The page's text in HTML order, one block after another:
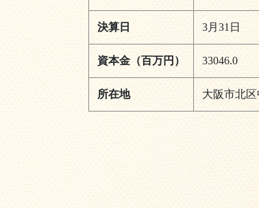
決算日 3月31日
資本金（百万円） 33046.0
所在地 大阪市北